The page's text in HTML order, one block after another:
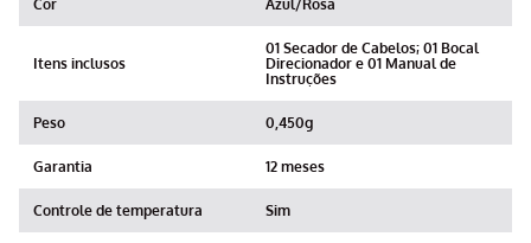
Cor Azul/Rosa
Itens inclusos
01 Secador de Cabelos; 01 Bocal
Direcionador e 01 Manual de
Instruções
Peso 0,450g
Garantia 12 meses
Controle de temperatura Sim